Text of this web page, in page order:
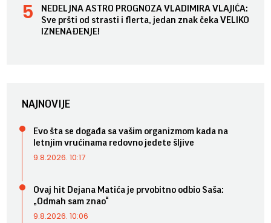
NEDELJNA ASTRO PROGNOZA VLADIMIRA VLAJIĆA:
Sve pršti od strasti i flerta, jedan znak čeka VELIKO
IZNENAĐENJE!
NAJNOVIJE
Evo šta se događa sa vašim organizmom kada na
letnjim vrućinama redovno jedete šljive
9.8.2026. 10:17
Ovaj hit Dejana Matića je prvobitno odbio Saša:
„Odmah sam znao“
9.8.2026. 10:06